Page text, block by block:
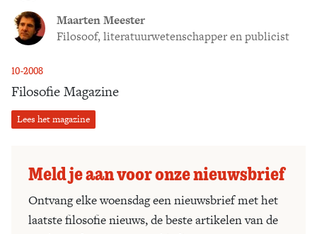
10-2008
Filosofie Magazine
Lees het magazine
Maarten Meester
Filosoof, literatuurwetenschapper en publicist
Meld je aan voor onze nieuwsbrief
Ontvang elke woensdag een nieuwsbrief met het
laatste filosofie nieuws, de beste artikelen van de